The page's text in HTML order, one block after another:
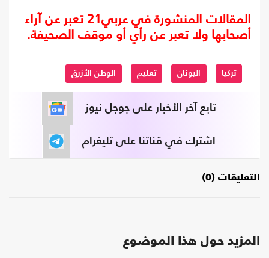
المقالات المنشورة في عربي21 تعبر عن آراء
أصحابها ولا تعبر عن رأي أو موقف الصحيفة.
تركيا اليونان تعليم الوطن الأزرق
تابع آخر الأخبار على جوجل نيوز
اشترك في قناتنا على تليغرام
التعليقات (0)
المزيد حول هذا الموضوع